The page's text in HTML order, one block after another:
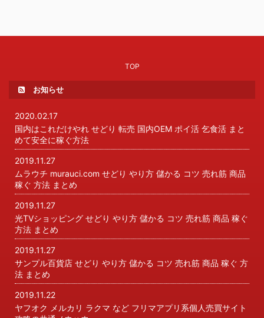
TOP
お知らせ
2020.02.17
国内はこれだけやれ せどり 転売 国内OEM ポイ活 乞食活 まと
めて安全に稼ぐ方法
2019.11.27
ムラウチ murauci.com せどり やり方 儲かる コツ 売れ筋 商品
稼ぐ 方法 まとめ
2019.11.27
光TVショッピング せどり やり方 儲かる コツ 売れ筋 商品 稼ぐ
方法 まとめ
2019.11.27
サンプル百貨店 せどり やり方 儲かる コツ 売れ筋 商品 稼ぐ 方
法 まとめ
2019.11.22
ヤフオク メルカリ ラクマ など フリマアプリ系個人売買サイト